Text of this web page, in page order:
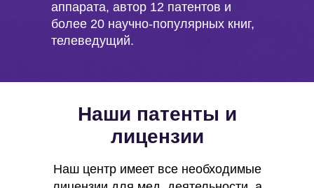
аппарата, автор 12 патентов и
более 20 научно-популярных книг,
телеведущий.
Наш центр имеет все необходимые
Наши патенты и
лицензии